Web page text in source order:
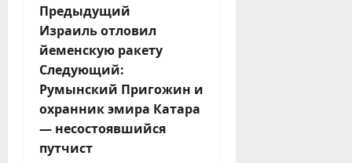
Н
а
в
и
г
Предыдущий
Израиль отловил
йеменскую ракету
Следующий:
Румынский Пригожин и
охранник эмира Катара
— несостоявшийся
путчист